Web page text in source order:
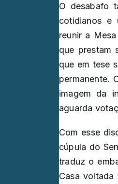
O desabafo
cotidianos e
reunir a
que prestam
que em tese
permanente.
imagem da
aguarda
Com esse
cúpula do
traduz o
Casa voltada